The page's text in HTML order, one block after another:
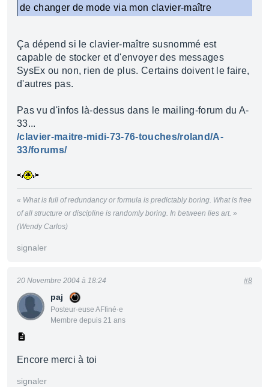
de changer de mode via mon clavier-maître
Ça dépend si le clavier-maître susnommé est
capable de stocker et d'envoyer des messages
SysEx ou non, rien de plus. Certains doivent le faire,
d'autres pas.
Pas vu d'infos là-dessus dans le mailing-forum du A-
33...
/clavier-maitre-midi-73-76-touches/roland/A-
33/forums/
« What is full of redundancy or formula is predictably boring. What is free
of all structure or discipline is randomly boring. In between lies art. »
(Wendy Carlos)
signaler
paj
Posteur·euse AFfiné·e
Membre depuis 21 ans
20 Novembre 2004 à 18:24 #8
Encore merci à toi
signaler